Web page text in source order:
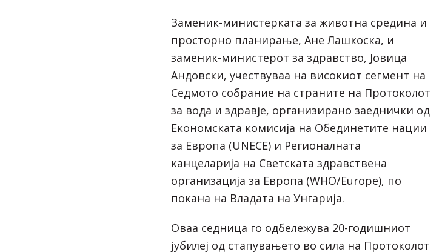
Заменик-министерката за животна средина и
просторно планирање, Ане Лашкоска, и
заменик-министерот за здравство, Јовица
Андовски, учествуваа на високиот сегмент на
Седмото собрание на страните на Протоколот
за вода и здравје, организирано заеднички од
Економската комисија на Обединетите нации
за Европа (UNECE) и Регионалната
канцеларија на Светската здравствена
организација за Европа (WHO/Europe), по
покана на Владата на Унгарија.
Оваа седница го одбележува 20-годишниот
јубилеј од стапувањето во сила на Протоколот